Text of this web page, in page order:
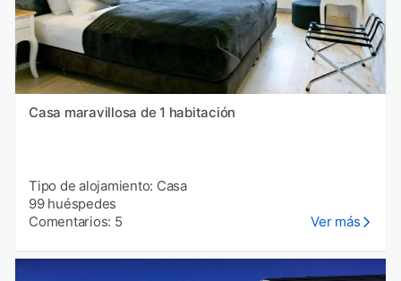
Casa maravillosa de 1 habitación
Tipo de alojamiento: Casa
99 huéspedes
Comentarios: 5
Ver más